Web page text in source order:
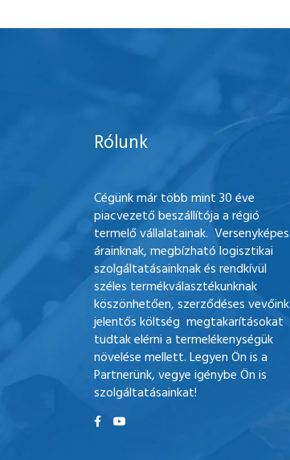
Rólunk
Cégünk már több mint 30 éve
piacvezető beszállítója a régió
termelő vállalatainak. Versenyképes
árainknak, megbízható logisztikai
szolgáltatásainknak és rendkívül
széles termékválasztékunknak
köszönhetően, szerződéses vevőink
jelentős költség megtakarításokat
tudtak elérni a termelékenységük
növelése mellett. Legyen Ön is a
Partnerünk, vegye igénybe Ön is
szolgáltatásainkat!